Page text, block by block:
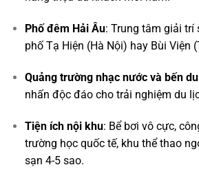
Phố đêm Hải Âu: Trung tâm giải trí
phố Tạ Hiện (Hà Nội) hay Bùi Viện
Quảng trường nhạc nước và bến
nhấn độc đáo cho trải nghiệm du
Tiện ích nội khu: Bể bơi vô cực,
trường học quốc tế, khu thể thao
sạn 4-5 sao.